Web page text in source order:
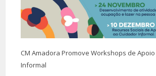
CM Amadora Promove Workshops de
Informal